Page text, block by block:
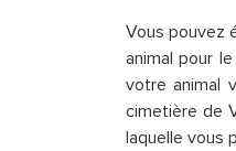
Vous pouvez
animal pour
votre animal
cimetière de
laquelle vous